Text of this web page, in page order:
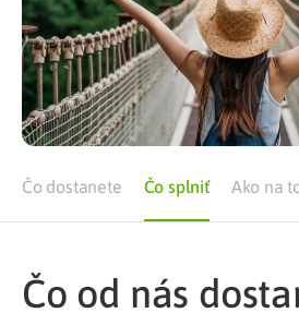
Čo dostanete Čo splniť Ako na
Čo od nás